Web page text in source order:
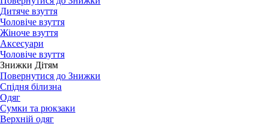
Дитяче взуття
Чоловіче взуття
Жіноче взуття
Аксесуари
Чоловіче взуття
Знижки Дітям
Повернутися до Знижки
Спідня білизна
Одяг
Сумки та рюкзаки
Верхній одяг